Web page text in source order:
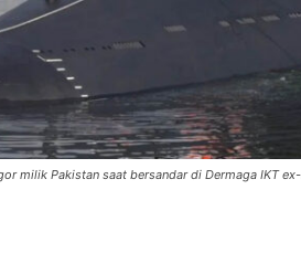
milik Pakistan saat bersandar di Dermaga IKT